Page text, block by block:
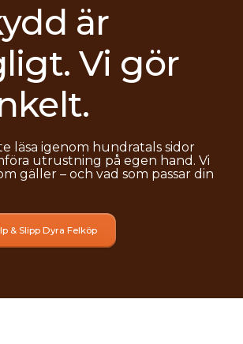
är
Vi gör
läsa igenom hundratals sidor
utrustning på egen hand. Vi
gäller – och vad som passar din
& Slipp Dyra Felköp